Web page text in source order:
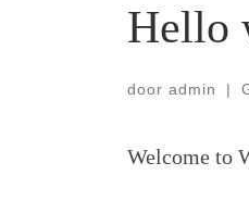
Hello
door admin |
Welcome to